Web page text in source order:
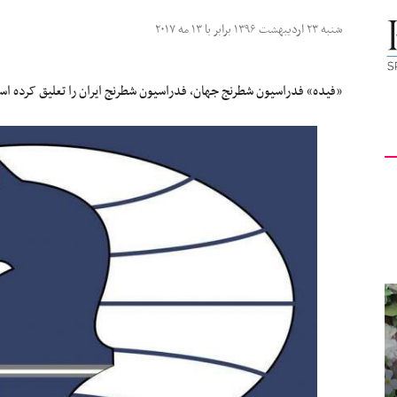
کیهان شنبه ۲۳ اردیبهشت ۱۳۹۶ برابر با ۱۳ مه ۲۰۱۷
«فیده» فدراسیون شطرنج جهان، فدراسیون شطرنج ایران را تعلیق کرده